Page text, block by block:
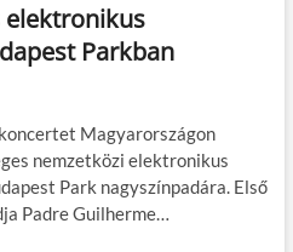
elektronikus
Parkban
Magyarországon
nemzetközi elektronikus
Park nagyszínpadára. Első
Padre Guilherme…